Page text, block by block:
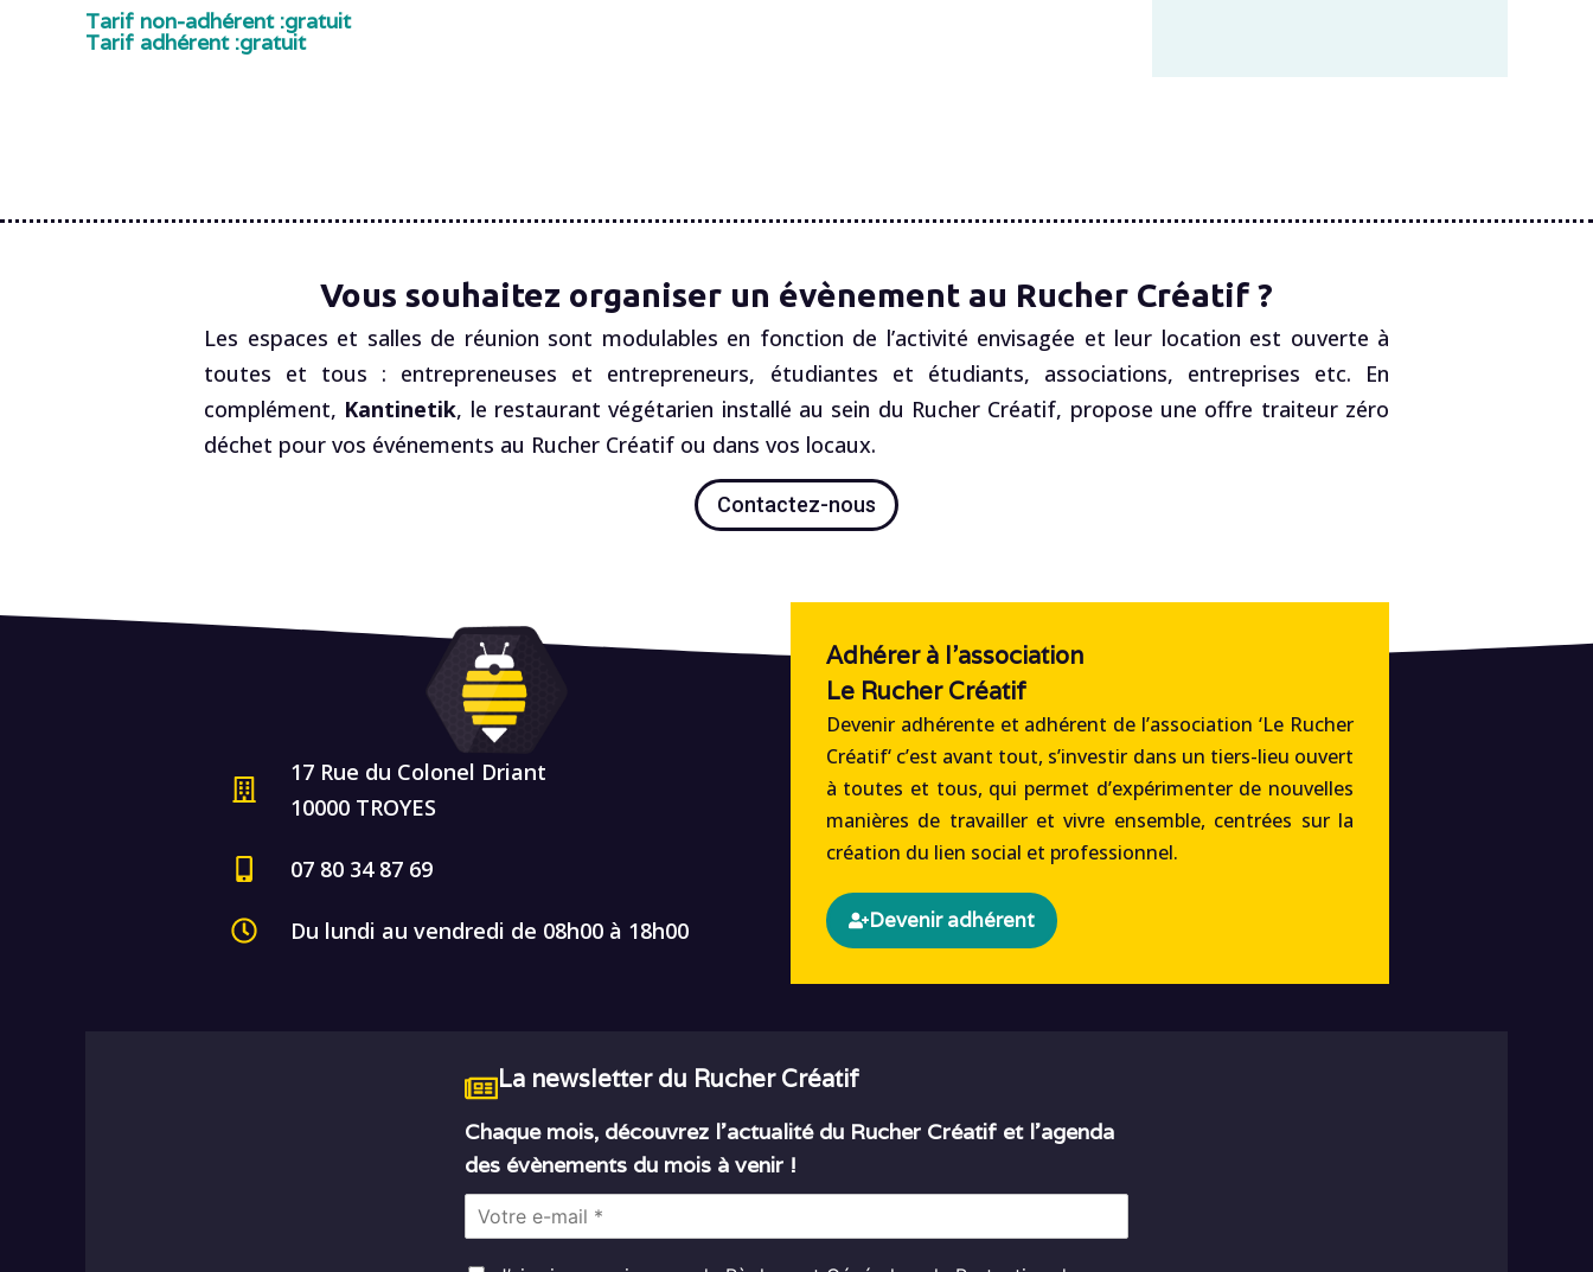
Tarif non-adhérent :gratuit
Tarif adhérent :gratuit
Vous souhaitez organiser un évènement au Rucher Créatif ?
Les espaces et salles de réunion sont modulables en fonction de l’activité envisagée et leur location est ouverte à
toutes et tous : entrepreneuses et entrepreneurs, étudiantes et étudiants, associations, entreprises etc. En
complément, Kantinetik, le restaurant végétarien installé au sein du Rucher Créatif, propose une offre traiteur zéro
déchet pour vos événements au Rucher Créatif ou dans vos locaux.
Contactez-nous
17 Rue du Colonel Driant
10000 TROYES
07 80 34 87 69
Du lundi au vendredi de 08h00 à 18h00
Adhérer à l'association
Le Rucher Créatif
Devenir adhérente et adhérent de l’association ‘Le Rucher
Créatif‘ c’est avant tout, s’investir dans un tiers-lieu ouvert
à toutes et tous, qui permet d’expérimenter de nouvelles
manières de travailler et vivre ensemble, centrées sur la
création du lien social et professionnel.
Devenir adhérent
La newsletter du Rucher Créatif
Chaque mois, découvrez l’actualité du Rucher Créatif et l’agenda
des évènements du mois à venir !